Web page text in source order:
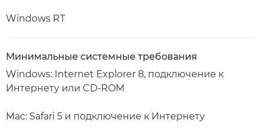
Windows RT
Минимальные системные требования
Windows: Internet Explorer 8, подключение к
Интернету или CD-ROM
Mac: Safari 5 и подключение к Интернету